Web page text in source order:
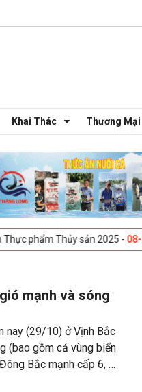
Khai Thác Thương Mại
Thủy sản 2025 -08-04-2025
mạnh và sóng
nay (29/10) ở Vịnh Bắc
(bao gồm cả vùng biển
Bắc mạnh cấp 6, có
mạnh.